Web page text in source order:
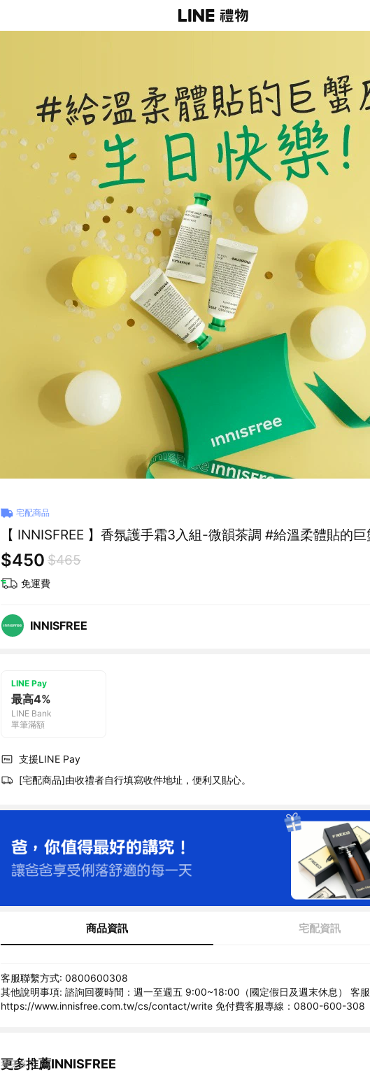
宅配商品
【 INNISFREE 】香氛護手霜3入組-微韻茶調 #給溫柔體貼的
$450 $465
免運費
INNISFREE
LINE Pay
最高4%
LINE Bank
單筆滿額
支援LINE Pay
[宅配商品]由收禮者自行填寫收件地址，便利又貼心。
商品資訊 宅配資訊
客服聯繫方式: 0800600308
其他說明事項: 諮詢回覆時間：週一至週五 9:00~18:00（國定假日及週末休息） 客
https://www.innisfree.com.tw/cs/contact/write 免付費客服專線：0800-600-308
更多推薦INNISFREE
看更多